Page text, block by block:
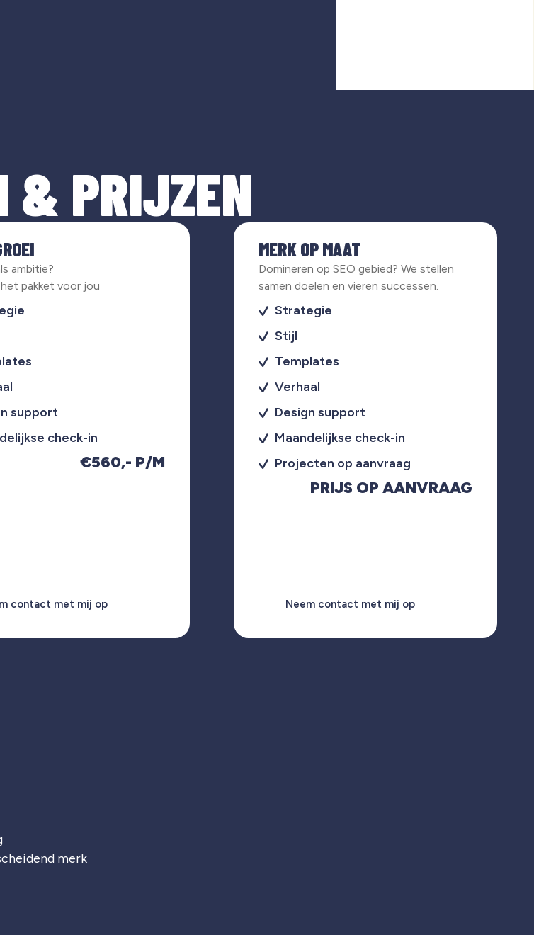
& PRIJZEN
ambitie?
pakket voor jou
support
check-in
€560,- P/M
contact met mij op
MERK OP MAAT
Domineren op SEO gebied? We stellen
samen doelen en vieren successen.
Strategie
Stijl
Templates
Verhaal
Design support
Maandelijkse check-in
Projecten op aanvraag
PRIJS OP AANVRAAG
Neem contact met mij op
merk